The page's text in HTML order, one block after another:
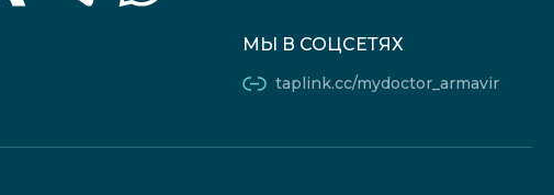
МЫ В СОЦСЕТЯХ
taplink.cc/mydoctor_armavir